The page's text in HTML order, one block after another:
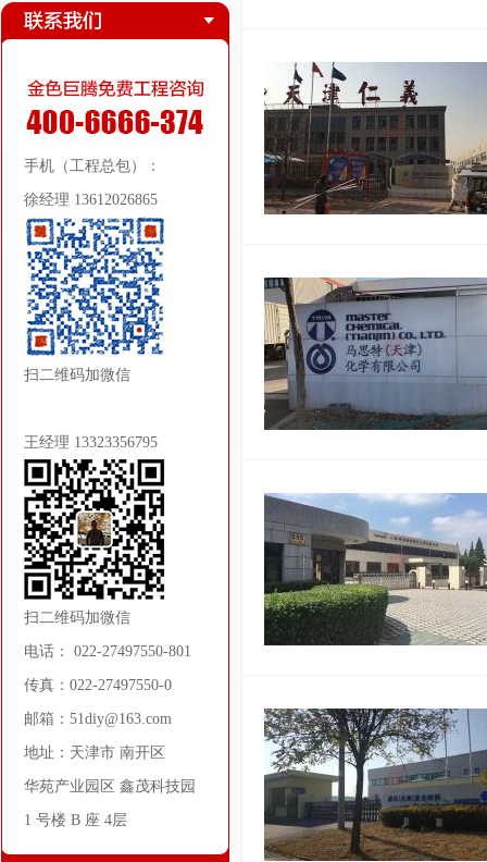
手机（工程总包）：
徐经理 13612026865
扫二维码加微信
王经理 13323356795
扫二维码加微信
电话： 022-27497550-801
传真：022-27497550-0
邮箱：51diy@163.com
地址：天津市 南开区
华苑产业园区 鑫茂科技园
1 号楼 B 座 4层